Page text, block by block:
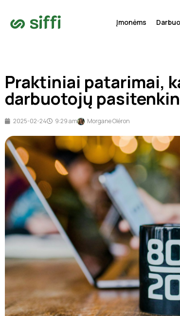
Įmonėms
Praktiniai patarimai,
darbuotojų
2025-02-24 9:29 am Morgane Oléron